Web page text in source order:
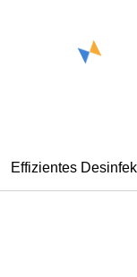
Effizientes